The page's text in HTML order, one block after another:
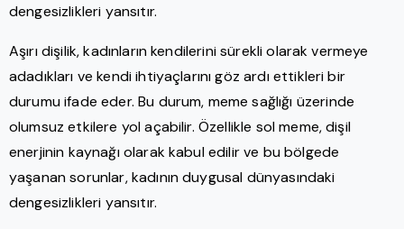
dengesizlikleri yansıtır.
Aşırı dişilik, kadınların kendilerini sürekli olarak vermeye
adadıkları ve kendi ihtiyaçlarını göz ardı ettikleri bir
durumu ifade eder. Bu durum, meme sağlığı üzerinde
olumsuz etkilere yol açabilir. Özellikle sol meme, dişil
enerjinin kaynağı olarak kabul edilir ve bu bölgede
yaşanan sorunlar, kadının duygusal dünyasındaki
dengesizlikleri yansıtır.